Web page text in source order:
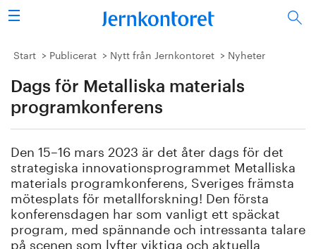
Sök
Stålindustrin
Vision 2050
Energi/miljö
Vi tycker
Publicerat
Start Publicerat Nytt från Jernkontoret Nyheter
Dags för Metalliska materials
programkonferens
Den 15–16 mars 2023 är det åter dags för det
strategiska innovationsprogrammet Metalliska
materials programkonferens, Sveriges främsta
mötesplats för metallforskning! Den första
konferensdagen har som vanligt ett späckat
program, med spännande och intressanta talare
på scenen som lyfter viktiga och aktuella